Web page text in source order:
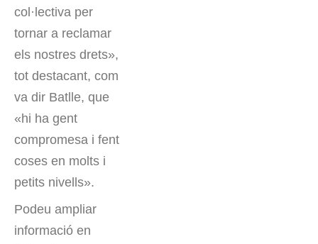
col·lectiva per
tornar a reclamar
els nostres drets»,
tot destacant, com
va dir Batlle, que
«hi ha gent
compromesa i fent
coses en molts i
petits nivells».
Podeu ampliar
informació en